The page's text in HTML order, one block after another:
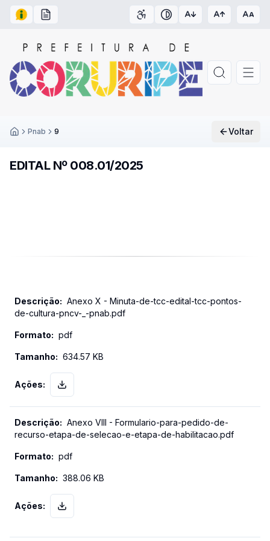
Acesso à Informação
Carta de Serviços Acessibilidade
Contraste
Pnab 9 Voltar
EDITAL Nº 008.01/2025
Anexo X - Minuta-de-tcc-edital-tcc-pontos-
de-cultura-pncv-_-pnab.pdf
pdf
634.57 KB
Anexo VIII - Formulario-para-pedido-de-
recurso-etapa-de-selecao-e-etapa-de-habilitacao.pdf
pdf
388.06 KB